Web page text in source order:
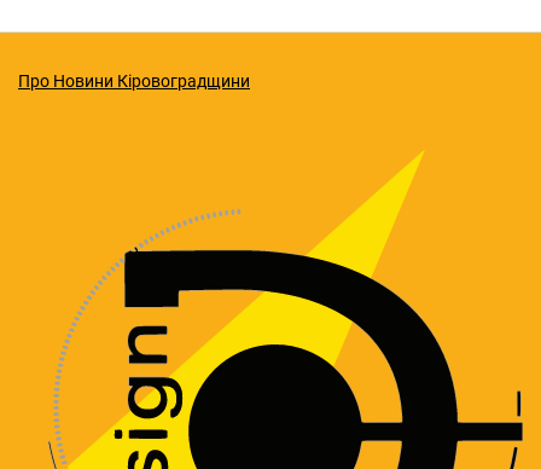
Про Новини Кіровоградщини